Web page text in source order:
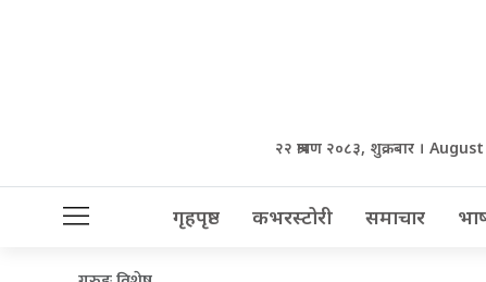
२२ श्रावण २०८३, शुक्रबार ।
गृहपृष्ठ कभरस्टोरी समाचार